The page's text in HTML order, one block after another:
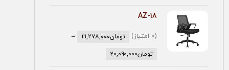
AZ-18
(0 امتیاز) تومان۲۱,۲۷۸,۰۰۰ –
تومان۲۰,۰۹۰,۰۰۰